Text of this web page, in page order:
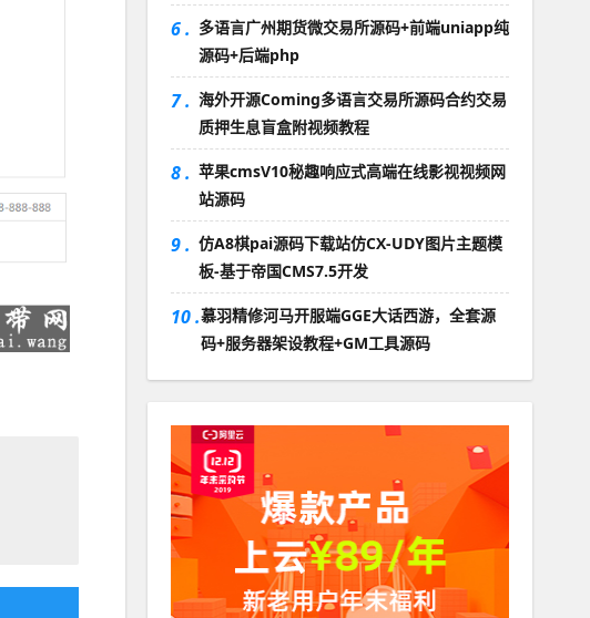
6 . 多语言广州期货微交易所源码+前端uniapp纯
源码+后端php
7 . 海外开源Coming多语言交易所源码合约交易
质押生息盲盒附视频教程
8 . 苹果cmsV10秘趣响应式高端在线影视视频网
站源码
9 . 仿A8棋pai源码下载站仿CX-UDY图片主题模
板-基于帝国CMS7.5开发
10 .慕羽精修河马开服端GGE大话西游，全套源
码+服务器架设教程+GM工具源码